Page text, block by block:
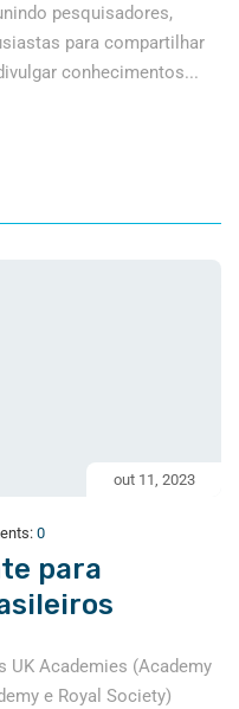
pesquisadores,
para compartilhar
conhecimentos...
out 11, 2023
0
para
UK Academies (Academy
e Royal Society)